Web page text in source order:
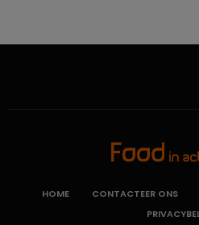
HOME CONTACTEER ONS